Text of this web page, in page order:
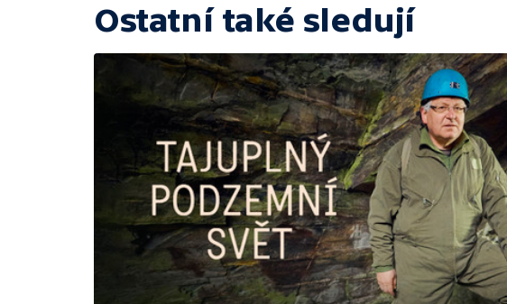
Ostatní také sledují